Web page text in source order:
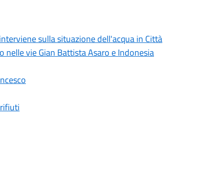
sulla situazione dell'acqua in Città
vie Gian Battista Asaro e Indonesia